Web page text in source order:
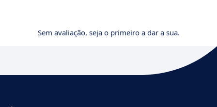
Sem avaliação, seja o primeiro a dar a sua.